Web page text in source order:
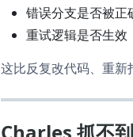
错误分支是否被正
重试逻辑是否生效
这比反复改代码、重新
Charles 抓不